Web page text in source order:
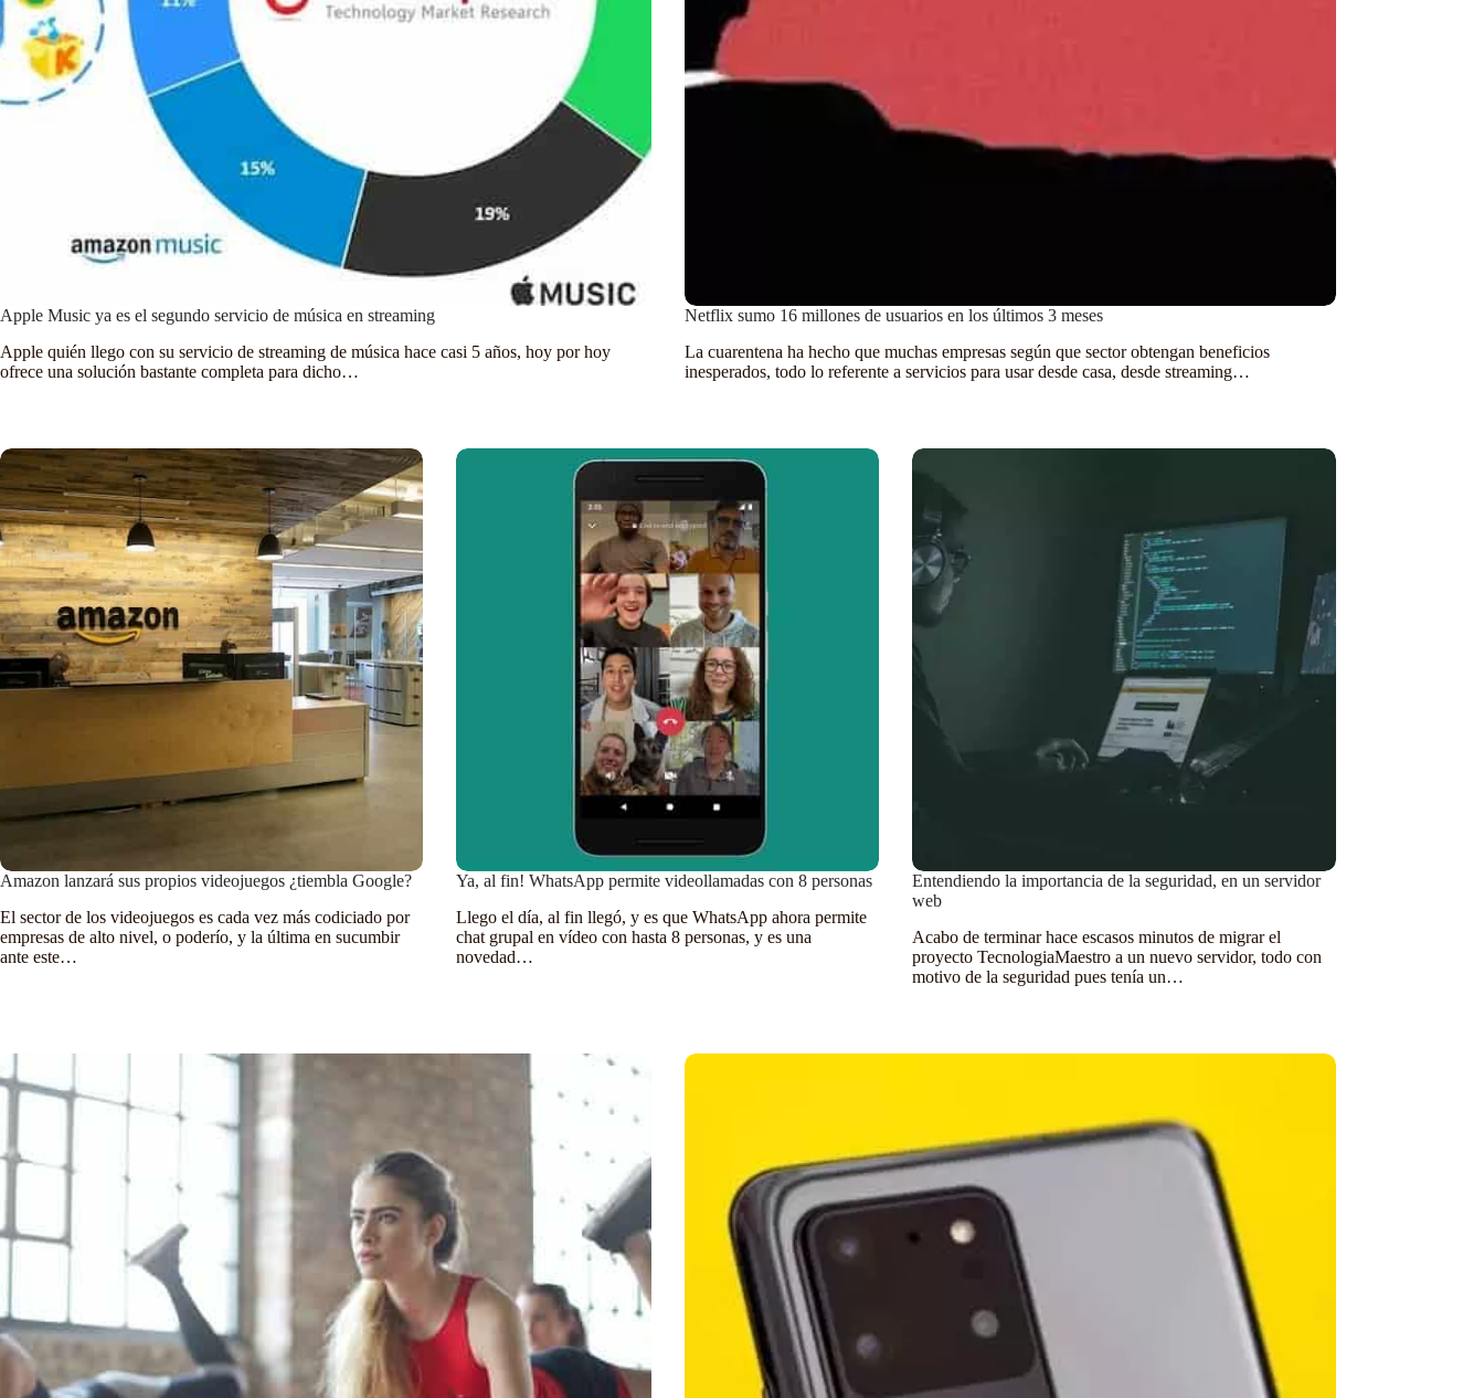
Apple Music ya es el segundo servicio de música en streaming
Apple quién llego con su servicio de streaming de música hace casi 5 años, hoy por hoy
ofrece una solución bastante completa para dicho…
Netflix sumo 16 millones de usuarios en los últimos 3 meses
La cuarentena ha hecho que muchas empresas según que sector obtengan beneficios
inesperados, todo lo referente a servicios para usar desde casa, desde streaming…
Amazon lanzará sus propios videojuegos ¿tiembla Google?
El sector de los videojuegos es cada vez más codiciado por
empresas de alto nivel, o poderío, y la última en sucumbir
ante este…
Ya, al fin! WhatsApp permite videollamadas con 8 personas
Llego el día, al fin llegó, y es que WhatsApp ahora permite
chat grupal en vídeo con hasta 8 personas, y es una
novedad…
Entendiendo la importancia de la seguridad, en un servidor
web
Acabo de terminar hace escasos minutos de migrar el
proyecto TecnologiaMaestro a un nuevo servidor, todo con
motivo de la seguridad pues tenía un…